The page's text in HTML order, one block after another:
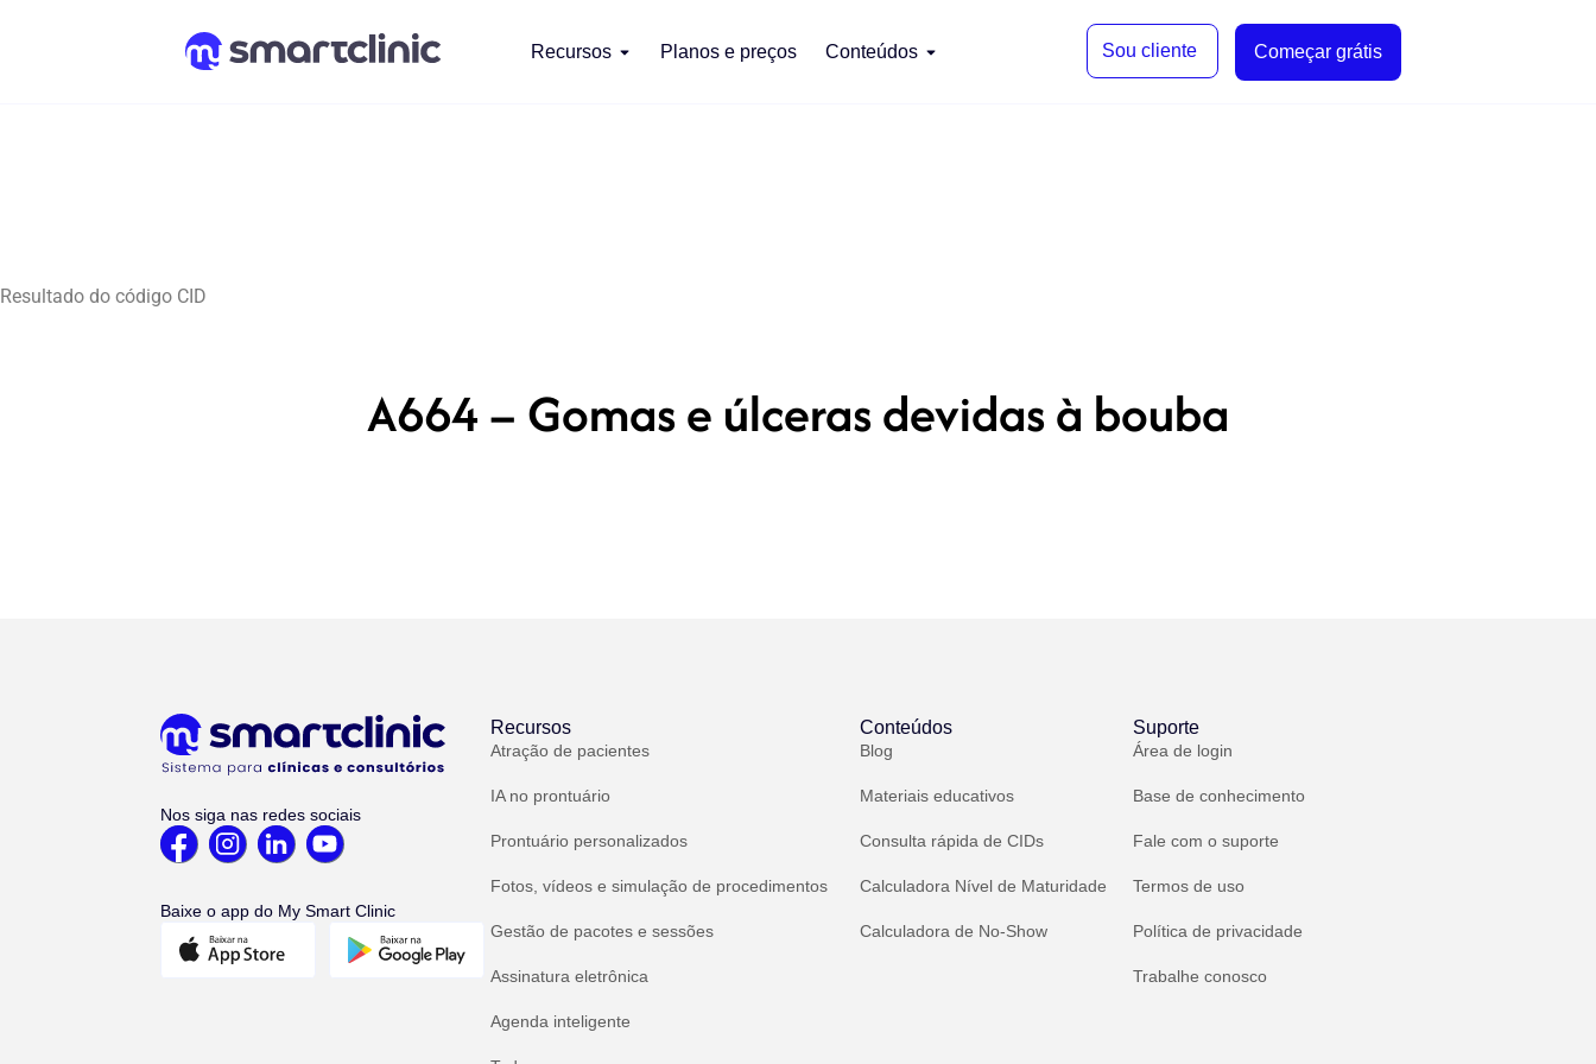
Recursos Planos e preços Conteúdos Sou cliente Começar grátis
Resultado do código CID
A664 – Gomas e úlceras devidas à bouba
Nos siga nas redes sociais
Baixe o app do My Smart Clinic
Recursos
Atração de pacientes
IA no prontuário
Prontuário personalizados
Fotos, vídeos e simulação de procedimentos
Gestão de pacotes e sessões
Assinatura eletrônica
Agenda inteligente
Conteúdos
Blog
Materiais educativos
Consulta rápida de CIDs
Calculadora Nível de Maturidade
Calculadora de No-Show
Suporte
Área de login
Base de conhecimento
Fale com o suporte
Termos de uso
Política de privacidade
Trabalhe conosco